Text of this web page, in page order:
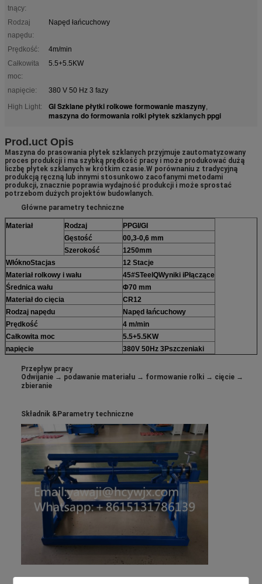
tnący:
Rodzaj
napędu:
Napęd łańcuchowy
Prędkość:
4m/min
Całkowita
moc:
5.5+5.5KW
napięcie:
380 V 50 Hz 3 fazy
High Light:
GI Szklane płytki rolkowe formowanie maszyny,
maszyna do formowania rolki płytek szklanych ppgi
Prod.uct Opis
Maszyna do prasowania płytek szklanych przyjmuje zautomatyzowany
proces produkcji i ma szybką prędkość pracy i może produkować dużą
liczbę płytek szklanych w krótkim czasie.W porównaniu z tradycyjną
produkcją ręczną lub innymi stosunkowo zacofanymi metodami
produkcji, znacznie poprawia wydajność produkcji i może sprostać
potrzebom dużych projektów budowlanych.
Główne parametry techniczne
Materiał Rodzaj
PPGI/GI
Gęstość
00,3-0,6 mm
Szerokość
1250mm
WłóknoStacjas
12 Stacje
Materiał rolkowy i wału
45#STeelQWyniki iPłączące
Średnica wału
Φ70 mm
Materiał do cięcia
CR12
Rodzaj napędu
Napęd łańcuchowy
Prędkość
4 m/min
Całkowita moc
5.5+5.5KW
napięcie
380V 50Hz 3Pszczeniaki
Przepływ pracy
Odwijanie → podawanie materiału → formowanie rolki → cięcie →
zbieranie
Składnik &Parametry techniczne